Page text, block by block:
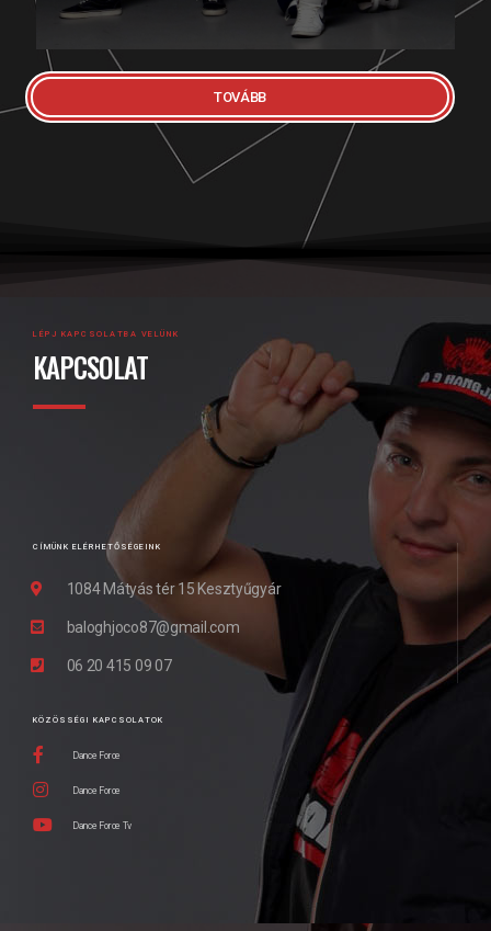
TOVÁBB
LÉPJ KAPCSOLATBA VELÜNK
KAPCSOLAT
CÍMÜNK ELÉRHETŐSÉGEINK
1084 Mátyás tér 15 Kesztyűgyár
baloghjoco87@gmail.com
06 20 415 09 07
KÖZÖSSÉGI KAPCSOLATOK
Dance Force
Dance Force
Dance Force Tv